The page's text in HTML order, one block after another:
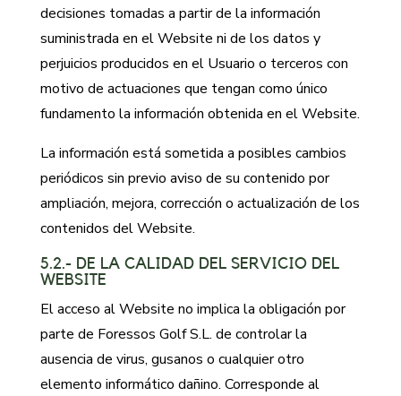
decisiones tomadas a partir de la información
suministrada en el Website ni de los datos y
perjuicios producidos en el Usuario o terceros con
motivo de actuaciones que tengan como único
fundamento la información obtenida en el Website.
La información está sometida a posibles cambios
periódicos sin previo aviso de su contenido por
ampliación, mejora, corrección o actualización de los
contenidos del Website.
5.2.- DE LA CALIDAD DEL SERVICIO DEL
WEBSITE
El acceso al Website no implica la obligación por
parte de Foressos Golf S.L. de controlar la
ausencia de virus, gusanos o cualquier otro
elemento informático dañino. Corresponde al